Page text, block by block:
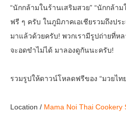
“นักกล้ามในร้านเสริมสวย” “นักกล้า
ฟรี ๆ ครับ ในภูมิภาคเอเชียรวมถึงปร
มาแล้วด้วยครับ! พวกเรามีรูปถ่ายที่ห
จะอดขำไม่ได้ มาลองดูกันนะครับ!
รวมรูปให้ดาวน์โหลดฟรีของ “มวยไท
Location / Mama Noi Thai Cookery